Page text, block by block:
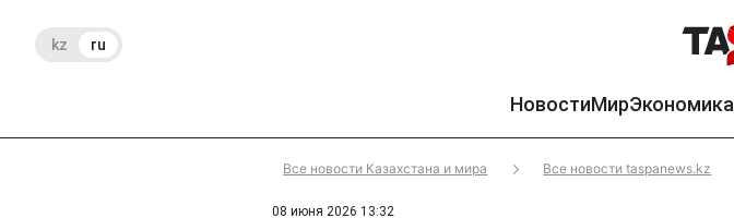
kz ru
НовостиМирЭкономика
Все новости Казахстана и мира Все новости taspanews.kz
08 июня 2026 13:32